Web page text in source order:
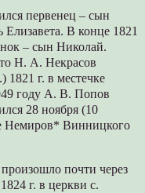
первенец – сын
В конце 1821
– сын Николай.
Н. А. Некрасов
1821 г. в местечке
году А. В. Попов
28 ноября (10
Немиров* Винницкого
почти через
г. в церкви с.